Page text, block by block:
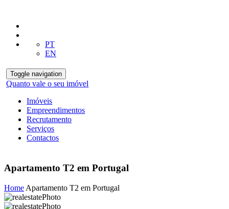
PT
EN
Toggle navigation
Quanto vale o seu imóvel
Imóveis
Empreendimentos
Recrutamento
Serviços
Contactos
Apartamento T2 em Portugal
Home Apartamento T2 em Portugal